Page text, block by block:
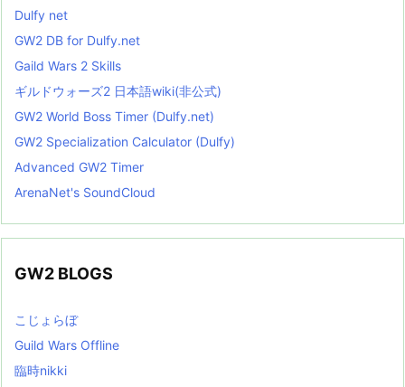
Dulfy net
GW2 DB for Dulfy.net
Gaild Wars 2 Skills
ギルドウォーズ2 日本語wiki(非公式)
GW2 World Boss Timer (Dulfy.net)
GW2 Specialization Calculator (Dulfy)
Advanced GW2 Timer
ArenaNet's SoundCloud
GW2 BLOGS
こじょらぼ
Guild Wars Offline
臨時nikki